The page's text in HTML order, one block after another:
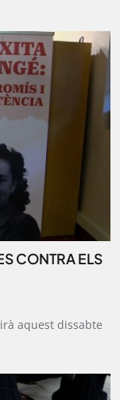
CONTRA ELS
aquest dissabte